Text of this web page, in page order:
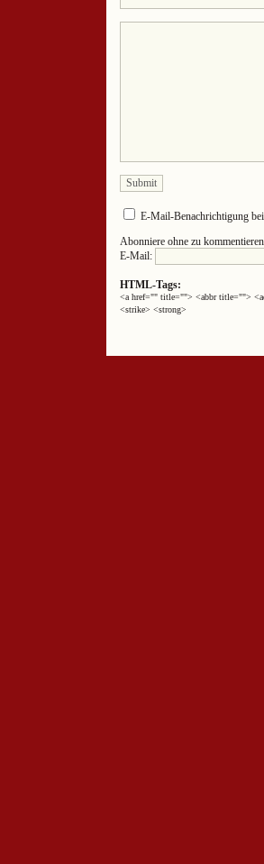
E-Mail-Benachrichtigung
Abonniere ohne zu kommentieren
E-Mail:
HTML-Tags:
<a href="" title=""> <abbr title="">
<strike> <strong>